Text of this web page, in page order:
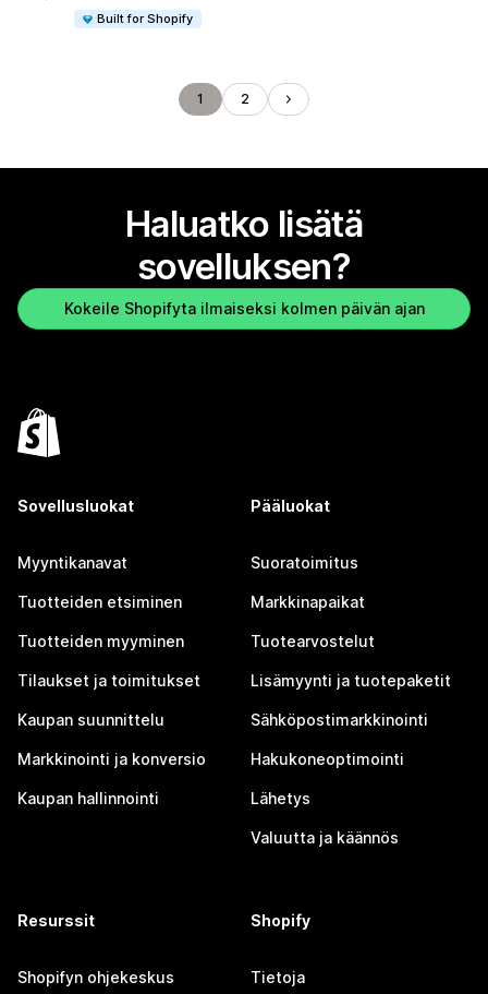
Built for Shopify
1 2
Haluatko lisätä
sovelluksen?
Kokeile Shopifyta ilmaiseksi kolmen päivän ajan
Sovellusluokat
Myyntikanavat
Tuotteiden etsiminen
Tuotteiden myyminen
Tilaukset ja toimitukset
Kaupan suunnittelu
Markkinointi ja konversio
Kaupan hallinnointi
Pääluokat
Suoratoimitus
Markkinapaikat
Tuotearvostelut
Lisämyynti ja tuotepaketit
Sähköpostimarkkinointi
Hakukoneoptimointi
Lähetys
Valuutta ja käännös
Resurssit
Shopifyn ohjekeskus
Shopify
Tietoja